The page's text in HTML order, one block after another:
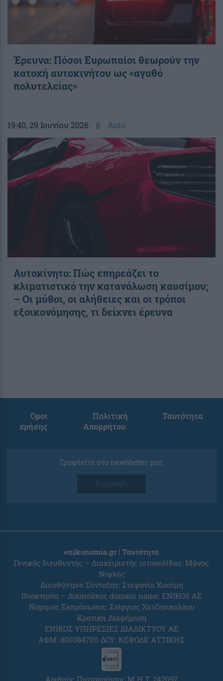
Έρευνα: Πόσοι Ευρωπαίοι θεωρούν την
κατοχή αυτοκινήτου ως «αγαθό
πολυτελείας»
19:40, 29 Ιουνίου 2026 || Auto
Αυτοκίνητο: Πώς επηρεάζει το
κλιματιστικό την κατανάλωση καυσίμου;
– Οι μύθοι, οι αλήθειες και οι τρόποι
εξοικονόμησης, τι δείχνει έρευνα
Όροι
χρήσης
Πολιτική
Απορρήτου
Ταυτότητα
Γραφτείτε στο newsletter μας
Εγγραφή
enikonomia.gr | Ταυτότητα
Γενικός διευθυντής – Διαχειριστής ιστοσελίδας: Μάνος
Νιφλής
Διευθύντρια Σύνταξης: Στεφανία Κασίμη
Ιδιοκτησία – Δικαιούχος domain name: ENIKOS AE
Νόμιμος Εκπρόσωπος: Στέργιος Χατζηνικολάου
Κρατική Διαφήμιση
ΕΝΙΚΟΣ ΥΠΗΡΕΣΙΕΣ ΔΙΑΔΙΚΤΥΟΥ ΑΕ
ΑΦΜ: 800384700 ΔΟΥ: ΚΕΦΟΔΕ ΑΤΤΙΚΗΣ